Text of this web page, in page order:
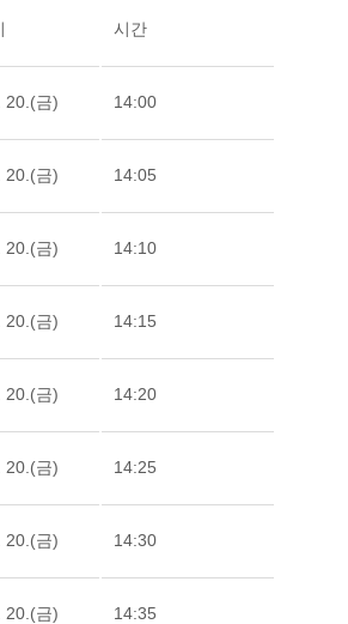
시간
20.(금) 14:00
20.(금) 14:05
20.(금) 14:10
20.(금) 14:15
20.(금) 14:20
20.(금) 14:25
20.(금) 14:30
20.(금) 14:35